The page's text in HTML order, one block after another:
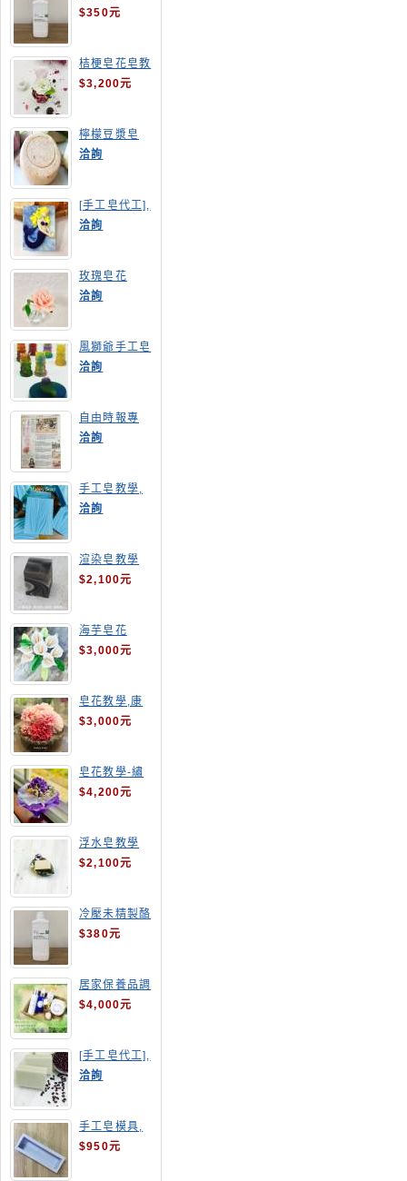
$350元
桔梗皂花皂教
學
$3,200元
檸檬豆漿皂
(溫潤手感皂)
洽詢
[手工皂代工],
美人魚手工皂
洽詢
玫瑰皂花
洽詢
風獅爺手工皂
洽詢
自由時報專
訪,手工皂達
人陳德昇老師
洽詢
手工皂教學,
手工皂當月課
程,渲染皂
洽詢
渲染皂教學
$2,100元
海芋皂花
$3,000元
皂花教學,康
乃馨
$3,000元
皂花教學-繡
球花皂花束
$4,200元
浮水皂教學
$2,100元
冷壓未精製酪
梨油
$380元
居家保養品調
配班
$4,000元
[手工皂代工],
酒粕皂
洽詢
手工皂模具,
長方形吐司模
$950元